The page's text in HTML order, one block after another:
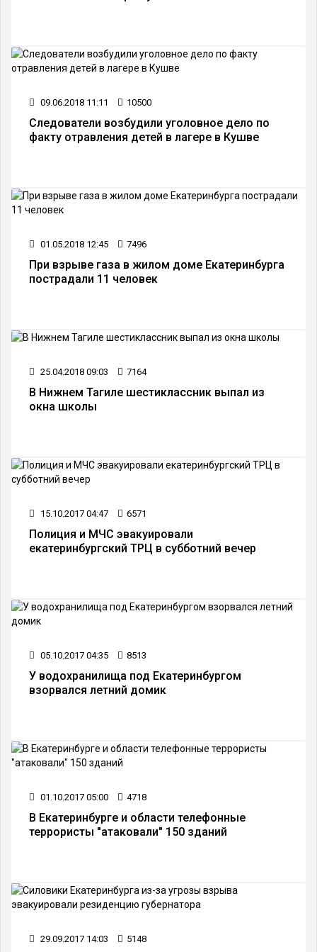
09.06.2018 11:11 10500
Следователи возбудили уголовное дело по
факту отравления детей в лагере в Кушве
01.05.2018 12:45 7496
При взрыве газа в жилом доме Екатеринбурга
пострадали 11 человек
25.04.2018 09:03 7164
В Нижнем Тагиле шестиклассник выпал из
окна школы
15.10.2017 04:47 6571
Полиция и МЧС эвакуировали
екатеринбургский ТРЦ в субботний вечер
05.10.2017 04:35 8513
У водохранилища под Екатеринбургом
взорвался летний домик
01.10.2017 05:00 4718
В Екатеринбурге и области телефонные
террористы "атаковали" 150 зданий
29.09.2017 14:03 5148